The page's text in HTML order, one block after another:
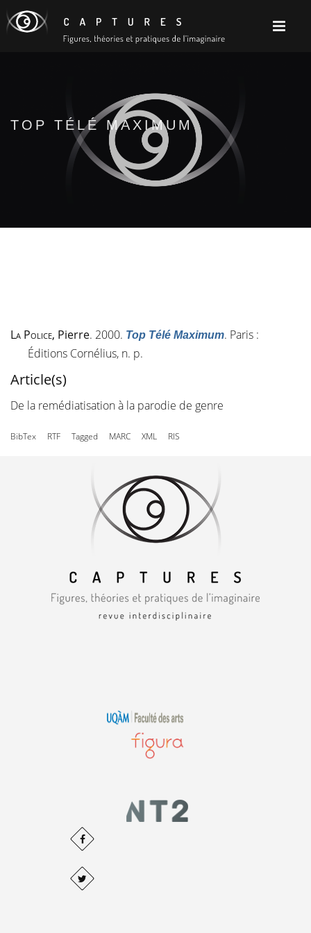
TOP TÉLÉ MAXIMUM
La Police, Pierre. 2000. Top Télé Maximum. Paris :
Éditions Cornélius, n. p.
Article(s)
De la remédiatisation à la parodie de genre
BibTex RTF Tagged MARC XML RIS